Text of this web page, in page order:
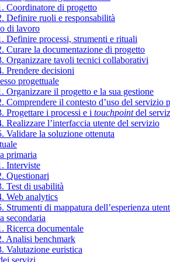
Coordinatore di progetto
Definire ruoli e responsabilità
di lavoro
Definire processi, strumenti e rituali
Curare la documentazione di progetto
Organizzare tavoli tecnici collaborativi
Prendere decisioni
progettuale
Organizzare il progetto e la sua gestione
Comprendere il contesto d’uso del servizio
Progettare i processi e i touchpointdel
Realizzare l’interfaccia utente del servizio
Validare la soluzione ottenuta
primaria
Interviste
Questionari
Test di usabilità
Web analytics
Strumenti di mappatura dell’esperienza
secondaria
Ricerca documentale
Analisi benchmark
Valutazione euristica
servizi